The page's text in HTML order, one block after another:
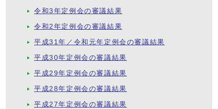
令和3年定例会の審議結果
令和2年定例会の審議結果
平成31年／令和元年定例会の審議結果
平成30年定例会の審議結果
平成29年定例会の審議結果
平成28年定例会の審議結果
平成27年定例会の審議結果